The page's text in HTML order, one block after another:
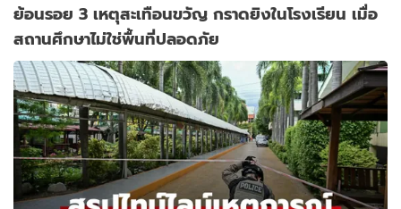
ย้อนรอย 3 เหตุสะเทือนขวัญ กราดยิงในโรงเรียน เมื่อ
สถานศึกษาไม่ใช่พื้นที่ปลอดภัย